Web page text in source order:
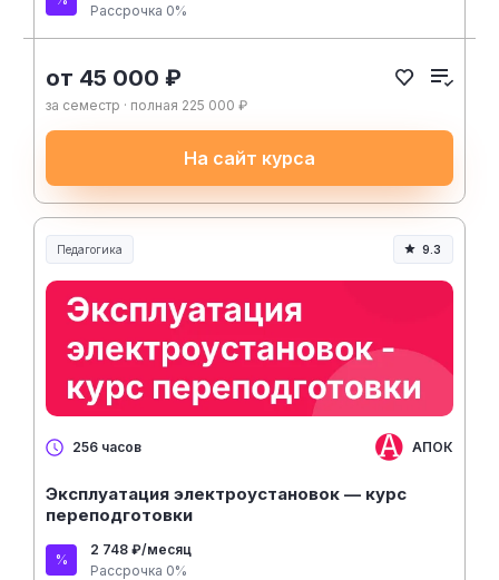
Рассрочка 0%
от 45 000 ₽
за семестр · полная 225 000 ₽
На сайт курса
Педагогика
Образование и педагогика
9.3
256 часов АПОК
Эксплуатация электроустановок — курс
переподготовки
2 748 ₽/месяц
Рассрочка 0%